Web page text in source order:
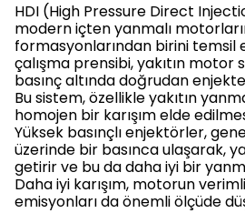
HDI (High Pressure Direct
modern içten yanmalı
formasyonlarından birini temsil
çalışma prensibi, yakıtın motor
basınç altında doğrudan
Bu sistem, özellikle yakıtın
homojen bir karışım elde
Yüksek basınçlı enjektörler,
üzerinde bir basınca ulaşarak,
getirir ve bu da daha iyi bir
Daha iyi karışım, motorun
emisyonları da önemli ölçüde